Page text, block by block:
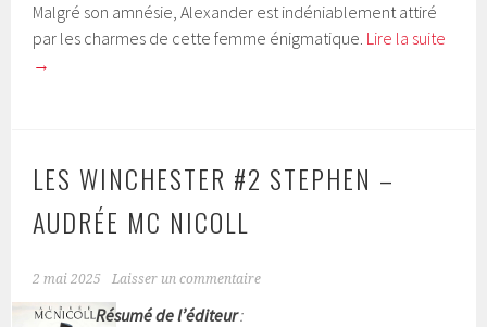
Malgré son amnésie, Alexander est indéniablement attiré
par les charmes de cette femme énigmatique. Lire la suite
→
LES WINCHESTER #2 STEPHEN –
AUDRÉE MC NICOLL
2 mai 2025 Laisser un commentaire
Résumé de l’éditeur: